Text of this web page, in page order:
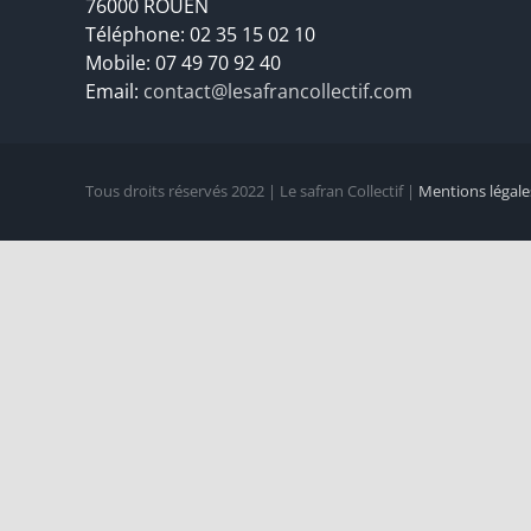
76000 ROUEN
Téléphone: 02 35 15 02 10
Mobile: 07 49 70 92 40
Email: contact@lesafrancollectif.com
Tous droits réservés 2022 | Le safran Collectif | Mentions